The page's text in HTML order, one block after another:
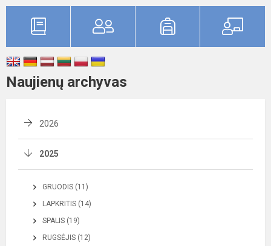
Naujienų archyvas
2026
2025
GRUODIS (11)
LAPKRITIS (14)
SPALIS (19)
RUGSĖJIS (12)